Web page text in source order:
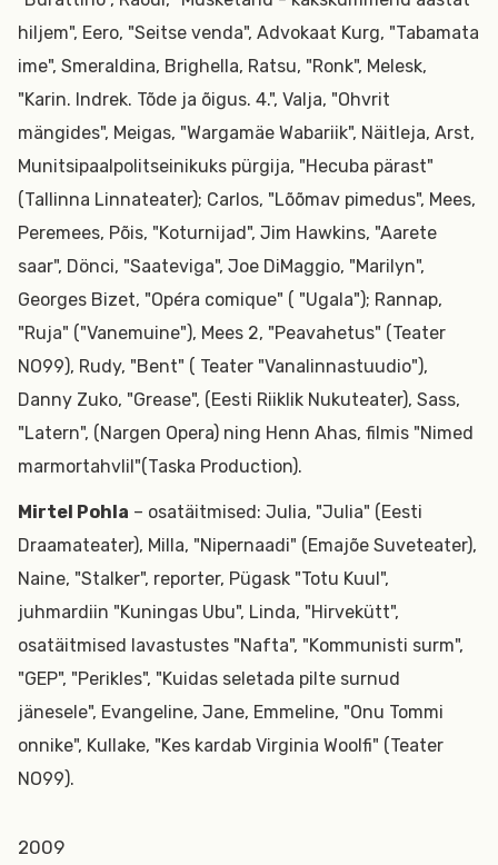
hiljem", Eero, "Seitse venda", Advokaat Kurg, "Tabamata
ime", Smeraldina, Brighella, Ratsu, "Ronk", Melesk,
"Karin. Indrek. Tõde ja õigus. 4.", Valja, "Ohvrit
mängides", Meigas, "Wargamäe Wabariik", Näitleja, Arst,
Munitsipaalpolitseinikuks pürgija, "Hecuba pärast"
(Tallinna Linnateater); Carlos, "Lõõmav pimedus", Mees,
Peremees, Põis, "Koturnijad", Jim Hawkins, "Aarete
saar", Dönci, "Saateviga", Joe DiMaggio, "Marilyn",
Georges Bizet, "Opéra comique" ( "Ugala"); Rannap,
"Ruja" ("Vanemuine"), Mees 2, "Peavahetus" (Teater
NO99), Rudy, "Bent" ( Teater "Vanalinnastuudio"),
Danny Zuko, "Grease", (Eesti Riiklik Nukuteater), Sass,
"Latern", (Nargen Opera) ning Henn Ahas, filmis "Nimed
marmortahvlil"(Taska Production).
Mirtel Pohla – osatäitmised: Julia, "Julia" (Eesti
Draamateater), Milla, "Nipernaadi" (Emajõe Suveteater),
Naine, "Stalker", reporter, Pügask "Totu Kuul",
juhmardiin "Kuningas Ubu", Linda, "Hirvekütt",
osatäitmised lavastustes "Nafta", "Kommunisti surm",
"GEP", "Perikles", "Kuidas seletada pilte surnud
jänesele", Evangeline, Jane, Emmeline, "Onu Tommi
onnike", Kullake, "Kes kardab Virginia Woolfi" (Teater
NO99).
2009